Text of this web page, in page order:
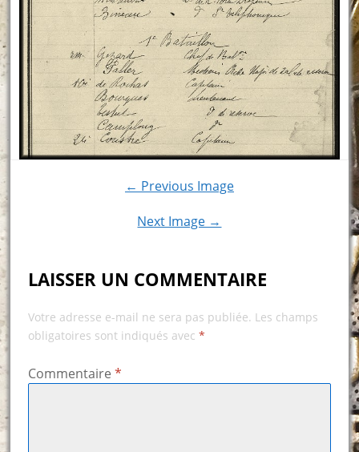
← Previous Image
Next Image →
LAISSER UN COMMENTAIRE
Votre adresse e-mail ne sera pas publiée. Les champs
obligatoires sont indiqués avec *
Commentaire *